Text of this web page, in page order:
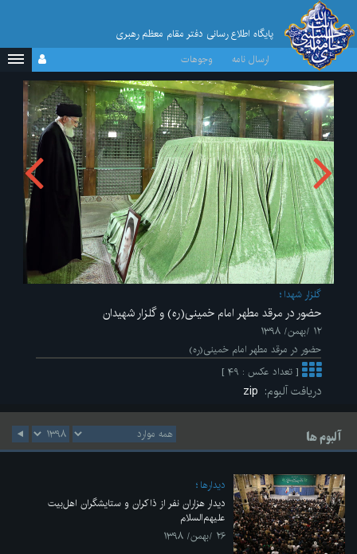
پایگاه اطلاع رسانی دفتر مقام معظم رهبری
ارسال نامه
وجوهات
گلزار شهدا
حضور در مرقد مطهر امام خمینی(ره) و گلزار شهیدان
۱۲ /بهمن/ ۱۳۹۸
حضور در مرقد مطهر امام خمینی(ره)
[ تعداد عکس : ۴۹ ]
دریافت آلبوم:
آلبوم ها
ديدارها
دیدار هزاران نفر از ذاکران و ستایشگران اهل‌بیت
علیهم‌السلام
۲۶ /بهمن/ ۱۳۹۸